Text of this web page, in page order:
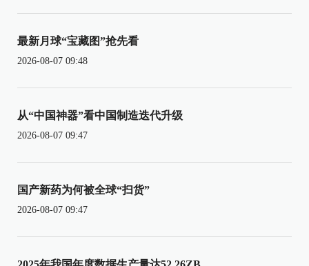
最新月球“宝藏图”抢先看
2026-08-07 09:48
从“中国神器”看中国制造迭代升级
2026-08-07 09:47
国产新药为何被全球“扫货”
2026-08-07 09:47